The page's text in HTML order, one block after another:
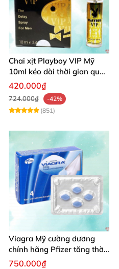
Chai xịt Playboy VIP Mỹ
10ml kéo dài thời gian quan
hệ hiệu quả nhanh
420.000₫
724.000₫
-42%
(851)
Viagra Mỹ cường dương
chính hãng Pfizer tăng thời
gian quan hệ nam giới
750.000₫